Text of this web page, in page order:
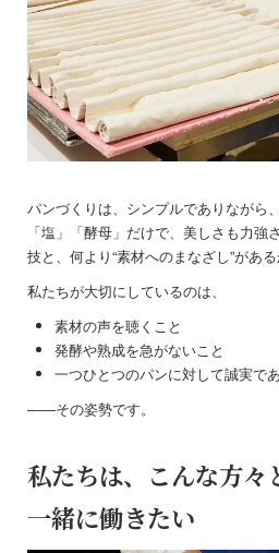
パンづくりは、シンプルでありながら
「塩」「酵母」だけで、美しさも力
技と、何より“素材へのまなざし”がある
私たちが大切にしているのは、
素材の声を聴くこと
発酵や熟成を急がないこと
一つひとつのパンに対して誠実で
――その姿勢です。
私たちは、こんな方々
一緒に働きたい